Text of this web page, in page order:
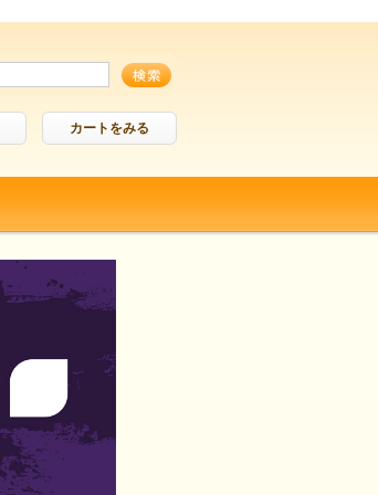
カートをみる